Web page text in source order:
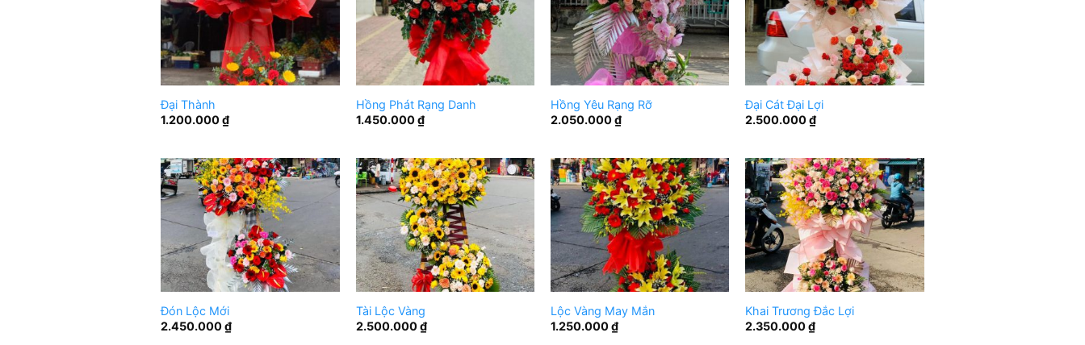
Đại Thành
1.200.000₫
Hồng Phát Rạng Danh
1.450.000₫
Hồng Yêu Rạng Rỡ
2.050.000₫
Đại Cát Đại Lợi
2.500.000₫
Đón Lộc Mới
2.450.000₫
Tài Lộc Vàng
2.500.000₫
Lộc Vàng May Mắn
1.250.000₫
Khai Trương Đắc Lợi
2.350.000₫